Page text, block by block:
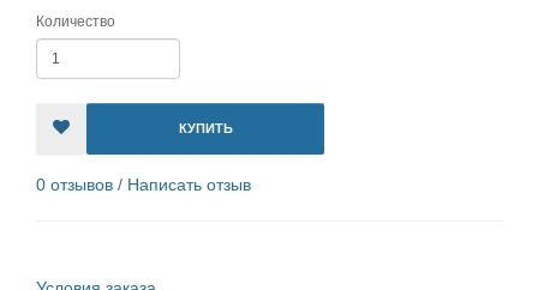
Количество
КУПИТЬ
0 отзывов / Написать отзыв